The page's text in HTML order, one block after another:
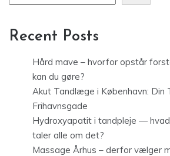
Recent Posts
Hård mave – hvorfor opstår
kan du gøre?
Akut Tandlæge i København: Din
Frihavnsgade
Hydroxyapatit i tandpleje —
taler alle om det?
Massage Århus – derfor vælger